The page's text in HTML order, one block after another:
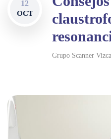
12
OCT
Grupo Scanner